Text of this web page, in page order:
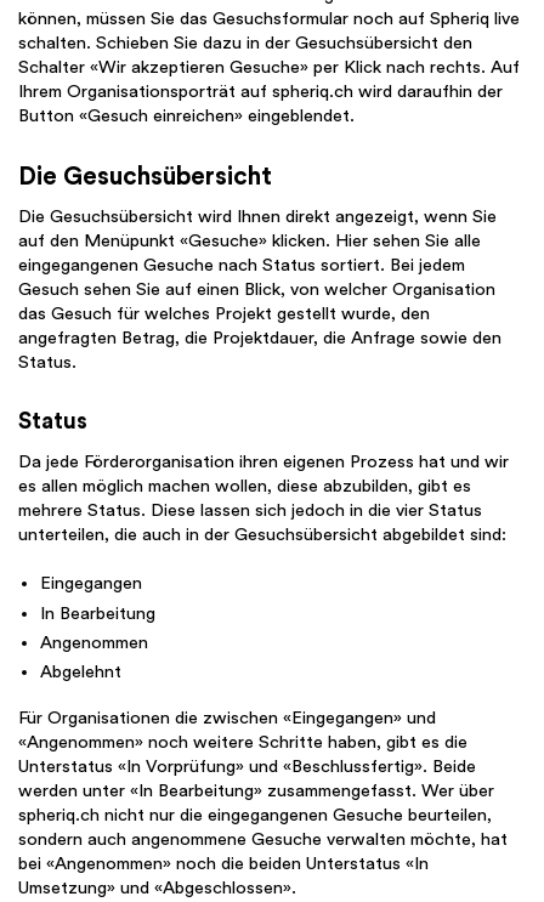
können, müssen Sie das Gesuchsformular noch auf Spheriq live
schalten. Schieben Sie dazu in der Gesuchsübersicht den
Schalter «Wir akzeptieren Gesuche» per Klick nach rechts. Auf
Ihrem Organisationsporträt auf spheriq.ch wird daraufhin der
Button «Gesuch einreichen» eingeblendet.
Die Gesuchsübersicht
Die Gesuchsübersicht wird Ihnen direkt angezeigt, wenn Sie
auf den Menüpunkt «Gesuche» klicken. Hier sehen Sie alle
eingegangenen Gesuche nach Status sortiert. Bei jedem
Gesuch sehen Sie auf einen Blick, von welcher Organisation
das Gesuch für welches Projekt gestellt wurde, den
angefragten Betrag, die Projektdauer, die Anfrage sowie den
Status.
Status
Da jede Förderorganisation ihren eigenen Prozess hat und wir
es allen möglich machen wollen, diese abzubilden, gibt es
mehrere Status. Diese lassen sich jedoch in die vier Status
unterteilen, die auch in der Gesuchsübersicht abgebildet sind:
Eingegangen
In Bearbeitung
Angenommen
Abgelehnt
Für Organisationen die zwischen «Eingegangen» und
«Angenommen» noch weitere Schritte haben, gibt es die
Unterstatus «In Vorprüfung» und «Beschlussfertig». Beide
werden unter «In Bearbeitung» zusammengefasst. Wer über
spheriq.ch nicht nur die eingegangenen Gesuche beurteilen,
sondern auch angenommene Gesuche verwalten möchte, hat
bei «Angenommen» noch die beiden Unterstatus «In
Umsetzung» und «Abgeschlossen».